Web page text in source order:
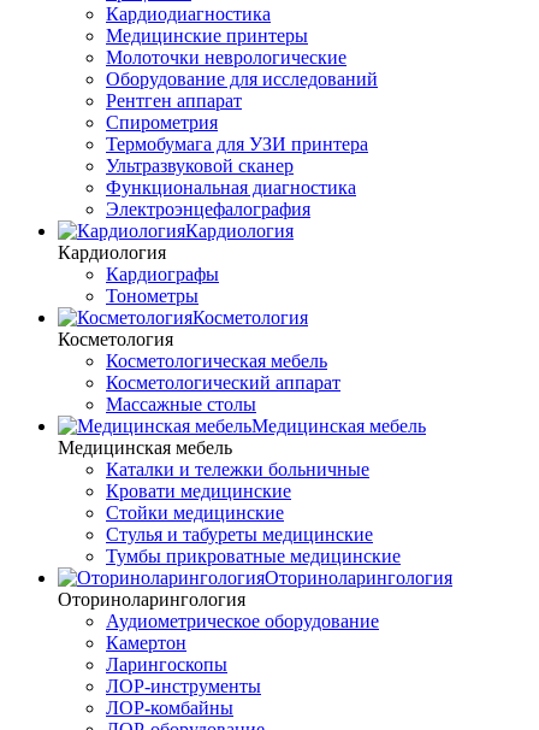
Кардиодиагностика
Медицинские принтеры
Молоточки неврологические
Оборудование для исследований
Рентген аппарат
Спирометрия
Термобумага для УЗИ принтера
Ультразвуковой сканер
Функциональная диагностика
Электроэнцефалография
Кардиология
Кардиология
Кардиографы
Тонометры
Косметология
Косметология
Косметологическая мебель
Косметологический аппарат
Массажные столы
Медицинская мебель
Медицинская мебель
Каталки и тележки больничные
Кровати медицинские
Стойки медицинские
Стулья и табуреты медицинские
Тумбы прикроватные медицинские
Оториноларингология
Оториноларингология
Аудиометрическое оборудование
Камертон
Ларингоскопы
ЛОР-инструменты
ЛОР-комбайны